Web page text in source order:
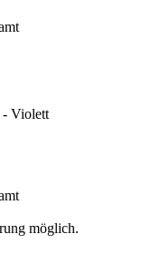
- Violett
möglich.